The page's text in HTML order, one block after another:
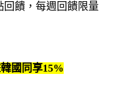
回饋，每週回饋限量
國同享15%